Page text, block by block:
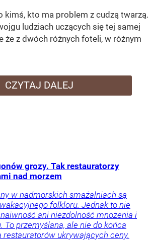
kimś, kto ma problem z cudzą twarzą.
ludziach uczących się tej samej
że z dwóch różnych foteli, w różnym
CZYTAJ DALEJ
grozy. Tak restauratorzy
nad morzem
w nadmorskich smażalniach są
folkloru. Jednak to nie
ani niezdolność mnożenia i
To przemyślana, ale nie do końca
ukrywających ceny.